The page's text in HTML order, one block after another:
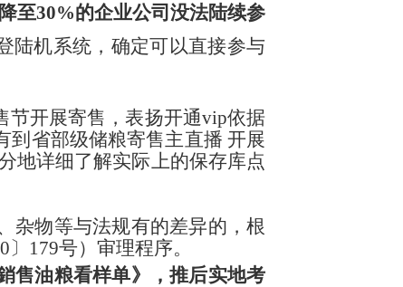
至30%的企业公司没法陆续参
陆机系统，确定可以直接参与
节开展寄售，表扬开通vip依据
到省部级储粮寄售主直播 开展
地详细了解实际上的保存库点
杂物等与法规有的差异的，根
179号）审理程序。
售油粮看样单》，推后实地考